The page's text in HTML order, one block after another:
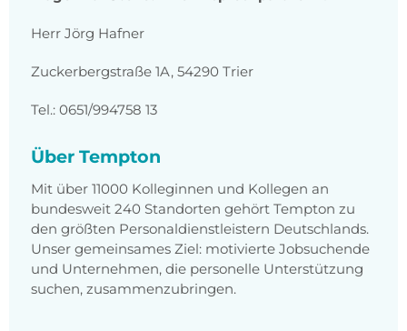
Herr Jörg Hafner
Zuckerbergstraße 1A, 54290 Trier
Tel.: 0651/994758 13
Über Tempton
Mit über 11000 Kolleginnen und Kollegen an
bundesweit 240 Standorten gehört Tempton zu
den größten Personaldienstleistern Deutschlands.
Unser gemeinsames Ziel: motivierte Jobsuchende
und Unternehmen, die personelle Unterstützung
suchen, zusammenzubringen.